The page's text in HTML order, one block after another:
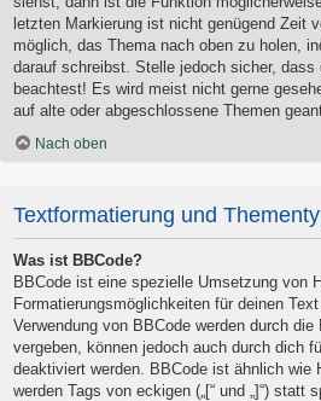
letzten Markierung ist nicht genügend Zeit
möglich, das Thema nach oben zu holen,
darauf schreibst. Stelle jedoch sicher, dass
beachtest! Es wird meist nicht gerne
auf alte oder abgeschlossene Themen
Nach oben
Textformatierung und
Was ist BBCode?
BBCode ist eine spezielle Umsetzung von
Formatierungsmöglichkeiten für deinen
Verwendung von BBCode werden durch
vergeben, können jedoch auch durch dich
deaktiviert werden. BBCode ist ähnlich wie
werden Tags von eckigen („[“ und „]“) statt